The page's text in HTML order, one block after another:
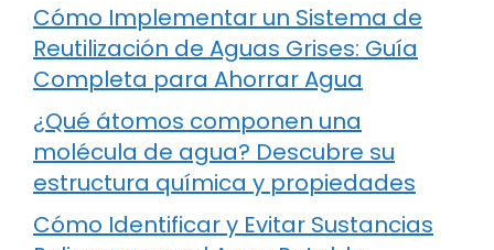
Cómo Implementar un Sistema de
Reutilización de Aguas Grises: Guía
Completa para Ahorrar Agua
¿Qué átomos componen una
molécula de agua? Descubre su
estructura química y propiedades
Cómo Identificar y Evitar Sustancias